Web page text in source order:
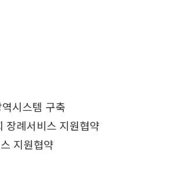
시스템 구축
장례서비스 지원협약
지원협약